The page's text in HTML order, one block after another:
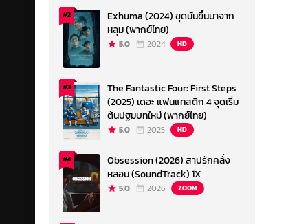
#2
Exhuma (2024) ขุดมันขึ้นมาจาก
หลุม (พากย์ไทย)
5.0 2024 HD
#3
The Fantastic Four: First Steps
(2025) เดอะ แฟนแทสติก 4 จุดเริ่ม
ต้นปฐมบทใหม่ (พากย์ไทย)
5.0 2025 HD
#4
Obsession (2026) สาปรักคลั่ง
หลอน (SoundTrack) 1X
5.0 2026 ZOOM